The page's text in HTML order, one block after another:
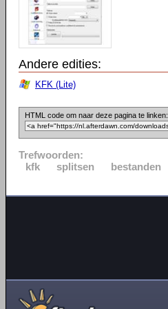
Andere edities:
KFK (Lite)
HTML code om naar deze pagina te linken:
Trefwoorden:
kfk
splitsen bestanden